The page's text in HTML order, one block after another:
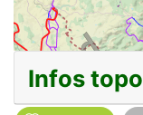
Infos topo